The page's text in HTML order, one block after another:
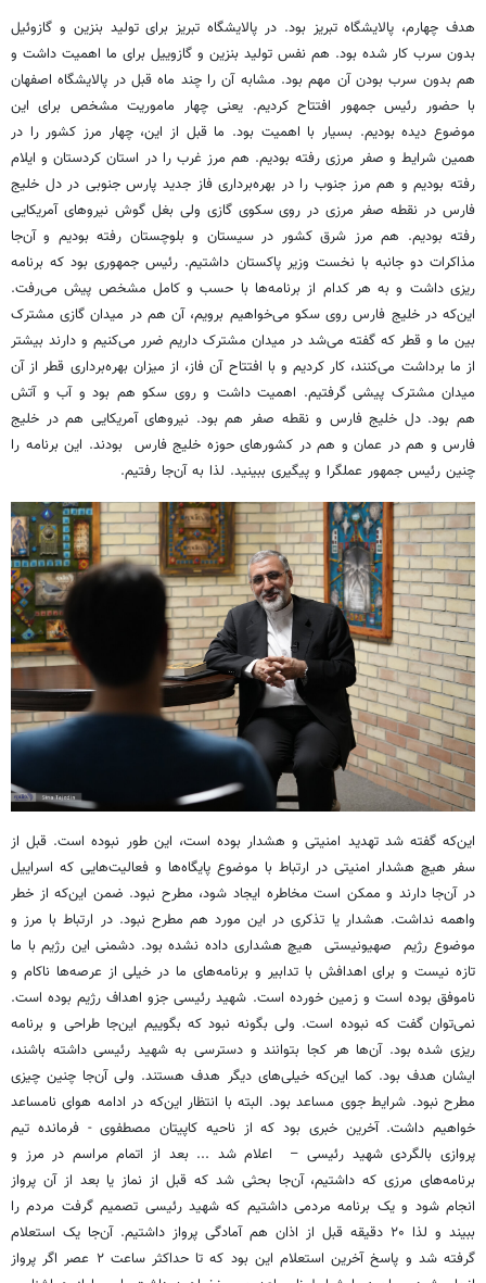
هدف چهارم، پالایشگاه تبریز بود. در پالایشگاه تبریز برای تولید بنزین و گازوئیل
بدون سرب کار شده بود. هم نفس تولید بنزین و گازوییل برای ما اهمیت داشت و
هم بدون سرب بودن آن مهم بود. مشابه آن را چند ماه قبل در پالایشگاه اصفهان
با حضور رئیس جمهور افتتاح کردیم. یعنی چهار ماموریت مشخص برای این
موضوع دیده بودیم. بسیار با اهمیت بود. ما قبل از این، چهار مرز کشور را در
همین شرایط و صفر مرزی رفته بودیم. هم مرز غرب را در استان کردستان و ایلام
رفته بودیم و هم مرز جنوب را در بهره‌برداری فاز جدید پارس جنوبی در دل خلیج
فارس در نقطه صفر مرزی در روی سکوی گازی ولی بغل گوش نیروهای آمریکایی
رفته بودیم. هم مرز شرق کشور در سیستان و بلوچستان رفته بودیم و آن‌جا
مذاکرات دو جانبه با نخست وزیر پاکستان داشتیم. رئیس جمهوری بود که برنامه
ریزی داشت و به هر کدام از برنامه‌ها با حسب و کامل مشخص پیش می‌رفت.
این‌که در خلیج فارس روی سکو می‌خواهیم برویم، آن هم در میدان گازی مشترک
بین ما و قطر که گفته می‌شد در میدان مشترک داریم ضرر می‌کنیم و دارند بیشتر
از ما برداشت می‌کنند، کار کردیم و با افتتاح آن فاز، از میزان بهره‌برداری قطر از آن
میدان مشترک پیشی گرفتیم. اهمیت داشت و روی سکو هم بود و آب و آتش
هم بود. دل خلیج فارس و نقطه صفر هم بود. نیروهای آمریکایی هم در خلیج
فارس و هم در عمان و هم در کشورهای حوزه خلیج فارس بودند. این برنامه را
چنین رئیس جمهور عملگرا و پیگیری ببینید. لذا به آن‌جا رفتیم.
این‌که گفته شد تهدید امنیتی و هشدار بوده است، این طور نبوده است. قبل از
سفر هیچ هشدار امنیتی در ارتباط با موضوع پایگاه‌ها و فعالیت‌هایی که اسراییل
در آن‌جا دارند و ممکن است مخاطره ایجاد شود، مطرح نبود. ضمن این‌که از خطر
واهمه نداشت. هشدار یا تذکری در این مورد هم مطرح نبود. در ارتباط با مرز و
موضوع رژیم صهیونیستی هیچ هشداری داده نشده بود. دشمنی این رژیم با ما
تازه نیست و برای اهدافش با تدابیر و برنامه‌های ما در خیلی از عرصه‌ها ناکام و
ناموفق بوده است و زمین خورده است. شهید رئیسی جزو اهداف رژیم بوده است.
نمی‌توان گفت که نبوده است. ولی بگونه نبود که بگوییم این‌جا طراحی و برنامه
ریزی شده بود. آن‌ها هر کجا بتوانند و دسترسی به شهید رئیسی داشته باشند،
ایشان هدف بود. کما این‌که خیلی‌های دیگر هدف هستند. ولی آن‌جا چنین چیزی
مطرح نبود. شرایط جوی مساعد بود. البته با انتظار این‌که در ادامه هوای نامساعد
خواهیم داشت. آخرین خبری بود که از ناحیه کاپیتان مصطفوی - فرمانده تیم
پروازی بالگردی شهید رئیسی – اعلام شد ... بعد از اتمام مراسم در مرز و
برنامه‌های مرزی که داشتیم، آن‌جا بحثی شد که قبل از نماز یا بعد از آن پرواز
انجام شود و یک برنامه مردمی داشتیم که شهید رئیسی تصمیم گرفت مردم را
ببیند و لذا ۲۰ دقیقه قبل از اذان هم آمادگی پرواز داشتیم. آن‌جا یک استعلام
گرفته شد و پاسخ آخرین استعلام این بود که تا حداکثر ساعت ۲ عصر اگر پرواز